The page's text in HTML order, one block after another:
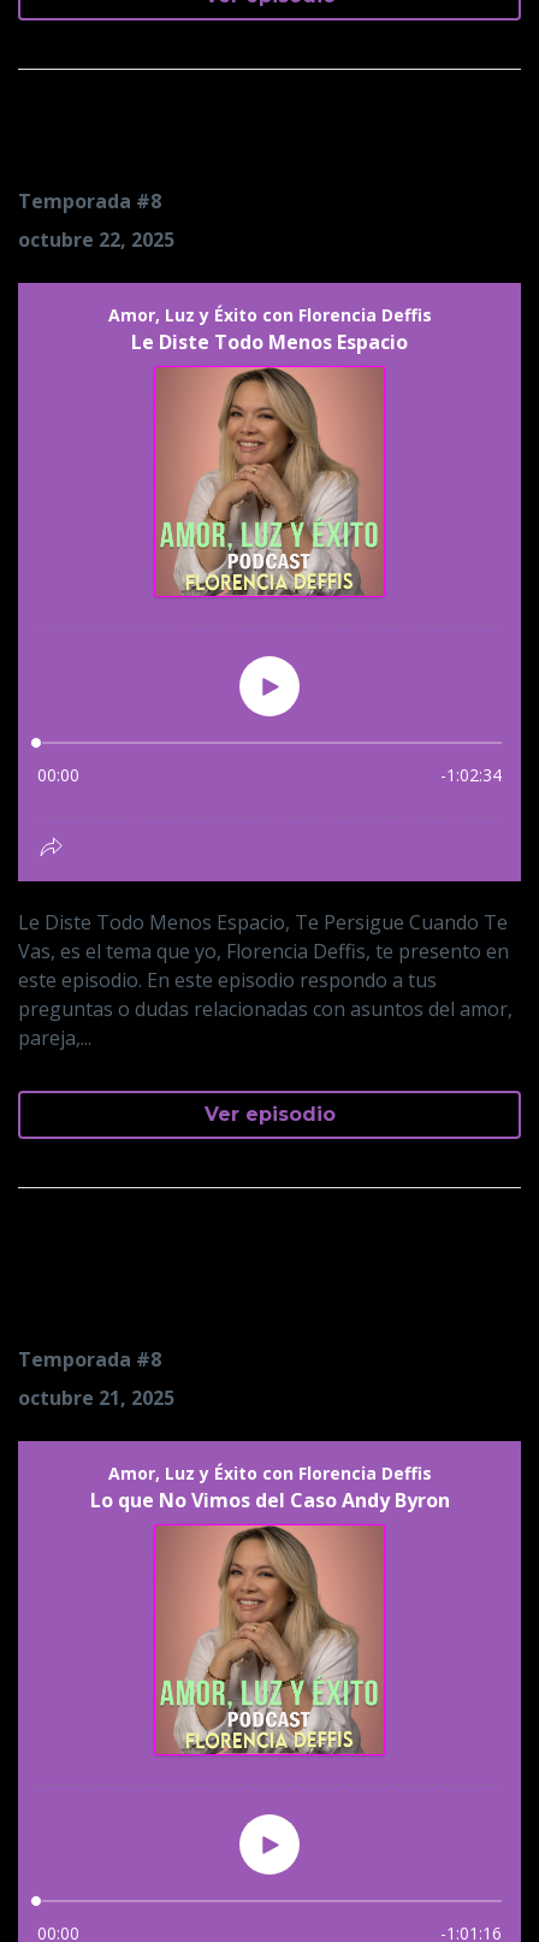
Temporada #8
octubre 22, 2025
Le Diste Todo Menos Espacio, Te Persigue Cuando Te
Vas, es el tema que yo, Florencia Deffis, te presento en
este episodio. En este episodio respondo a tus
preguntas o dudas relacionadas con asuntos del amor,
pareja,...
Ver episodio
Temporada #8
octubre 21, 2025